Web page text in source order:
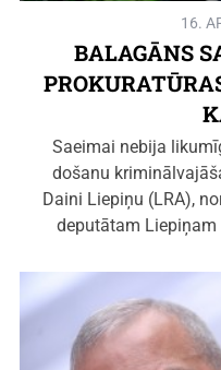
16.
BALAGĀNS
Saeimai nebija
došanu
Daini Liepiņu (LRA),
deputātam